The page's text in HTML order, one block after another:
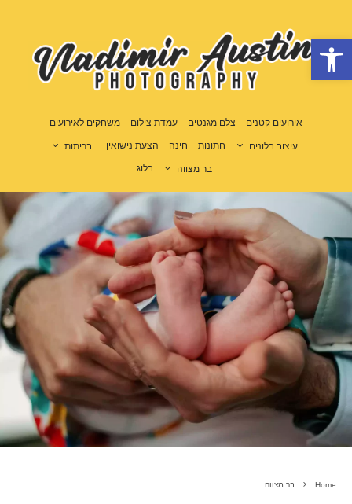
פתח סרגל נגישות
אירועים קטנים צלם מגנטים עמדת צילום משחקים לאירועים
עיצוב בלונים חתונות חינה הצעת נישואין בריתות
בר מצווה בלוג
Home בר מצווה